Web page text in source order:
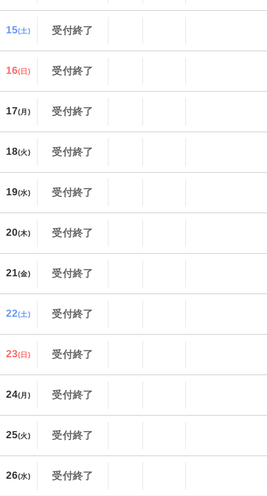
15(土) 受付終了
16(日) 受付終了
17(月) 受付終了
18(火) 受付終了
19(水) 受付終了
20(木) 受付終了
21(金) 受付終了
22(土) 受付終了
23(日) 受付終了
24(月) 受付終了
25(火) 受付終了
26(水) 受付終了